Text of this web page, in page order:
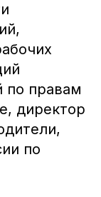
по правам
директор
по